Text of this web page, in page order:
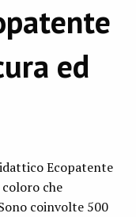
ed
Ecopatente
che
coinvolte 500